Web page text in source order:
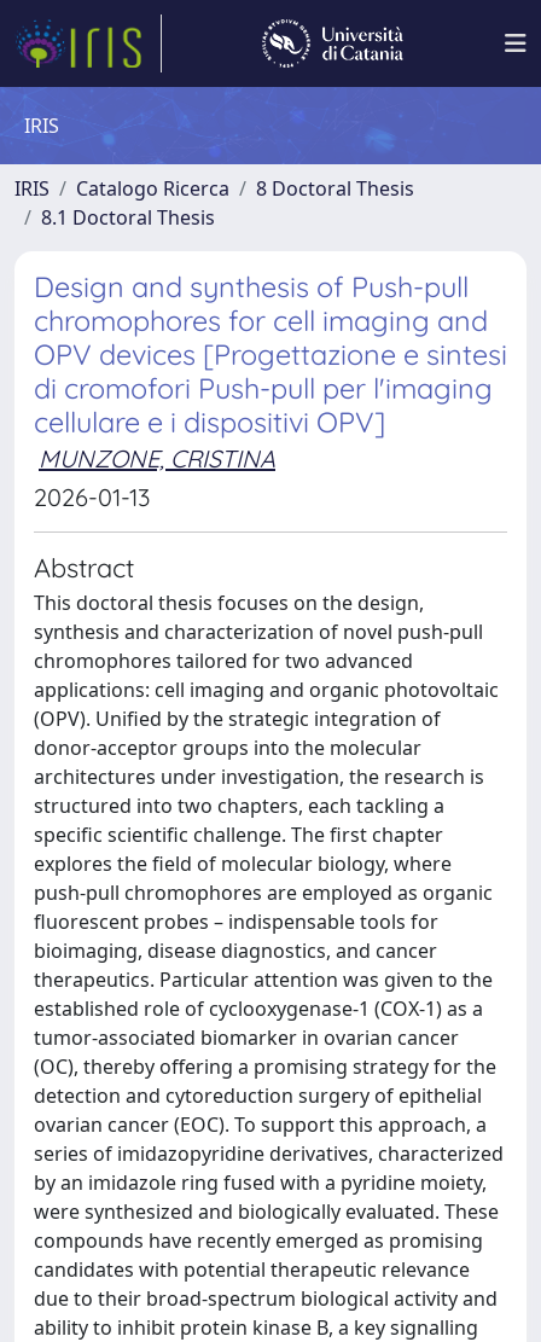
IRIS
IRIS Catalogo Ricerca
8 Doctoral Thesis
8.1 Doctoral Thesis
Design and synthesis of Push-pull
chromophores for cell imaging and
OPV devices [Progettazione e sintesi
di cromofori Push-pull per l'imaging
cellulare e i dispositivi OPV]
MUNZONE, CRISTINA
2026-01-13
Abstract
This doctoral thesis focuses on the design,
synthesis and characterization of novel push-pull
chromophores tailored for two advanced
applications: cell imaging and organic photovoltaic
(OPV). Unified by the strategic integration of
donor-acceptor groups into the molecular
architectures under investigation, the research is
structured into two chapters, each tackling a
specific scientific challenge. The first chapter
explores the field of molecular biology, where
push-pull chromophores are employed as organic
fluorescent probes – indispensable tools for
bioimaging, disease diagnostics, and cancer
therapeutics. Particular attention was given to the
established role of cyclooxygenase-1 (COX-1) as a
tumor-associated biomarker in ovarian cancer
(OC), thereby offering a promising strategy for the
detection and cytoreduction surgery of epithelial
ovarian cancer (EOC). To support this approach, a
series of imidazopyridine derivatives, characterized
by an imidazole ring fused with a pyridine moiety,
were synthesized and biologically evaluated. These
compounds have recently emerged as promising
candidates with potential therapeutic relevance
due to their broad-spectrum biological activity and
ability to inhibit protein kinase B, a key signalling